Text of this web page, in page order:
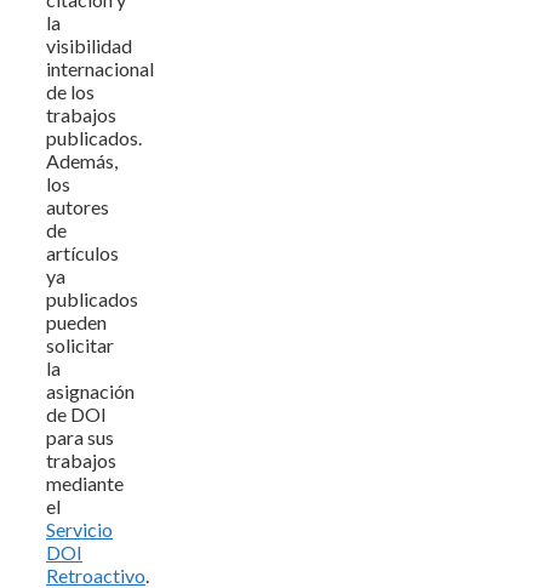
la
visibilidad
internacional
de los
trabajos
publicados.
Además,
los
autores
de
artículos
ya
publicados
pueden
solicitar
la
asignación
de DOI
para sus
trabajos
mediante
el
Servicio
DOI
Retroactivo.